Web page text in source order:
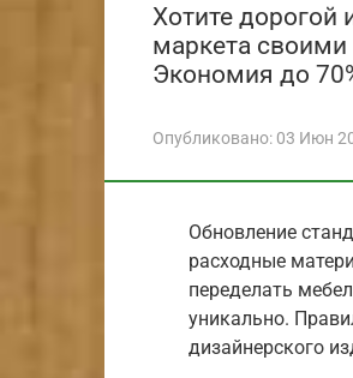
Хотите дорогой
маркета своими
Экономия до
Опубликовано: 03 Июн
Обновление
расходные
переделать
уникально.
дизайнерского